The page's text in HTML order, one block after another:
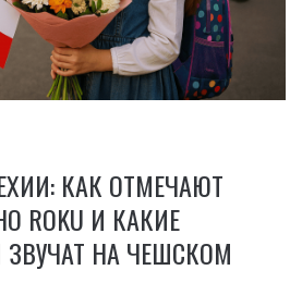
КАК ОТМЕЧАЮТ
ROKU И КАКИЕ
НА ЧЕШСКОМ